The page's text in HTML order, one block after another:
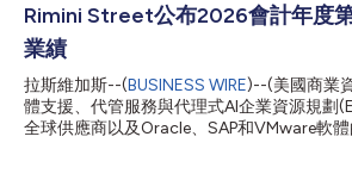
Group技術長Prashant Kumar表示：「繼續
而言是一項戰略決策。我們諮詢了一家產業
案可以在不依賴原廠支援的情況下維持ECC
們聯繫Rimini Street尋求第三方支援。自從
我們幾年前就應該採取這一步了。」 保留彈
移 Khimji Ramdas Group擁有超過150年的
費品、零售、...
Rimini Street公布2026會計年度
業績
拉斯維加斯--(BUSINESS WIRE)--(美國商業
體支援、代管服務與代理式AI企業資源規劃
全球供應商以及Oracle、SAP和VMware軟